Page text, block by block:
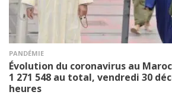
PANDÉMIE
Évolution du coronavirus au
1 271 548 au total, vendredi 30
heures